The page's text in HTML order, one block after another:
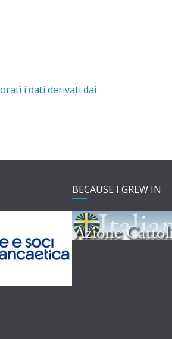
i dati derivati dai
BECAUSE I GREW IN